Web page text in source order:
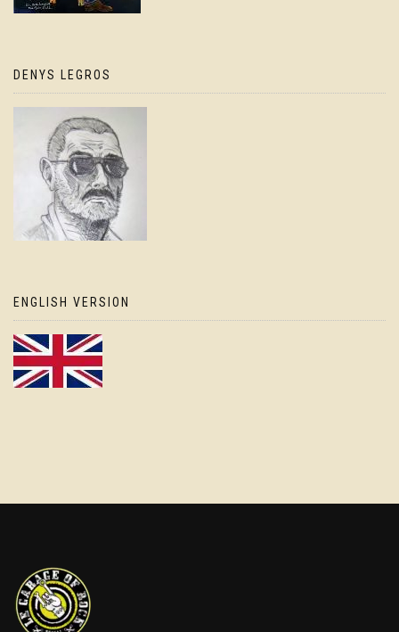
DENYS LEGROS
ENGLISH VERSION